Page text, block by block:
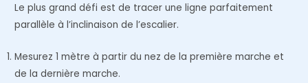
Le plus grand défi est de tracer une ligne parfaitement
parallèle à l’inclinaison de l’escalier.
Mesurez 1 mètre à partir du nez de la première marche et
de la dernière marche.